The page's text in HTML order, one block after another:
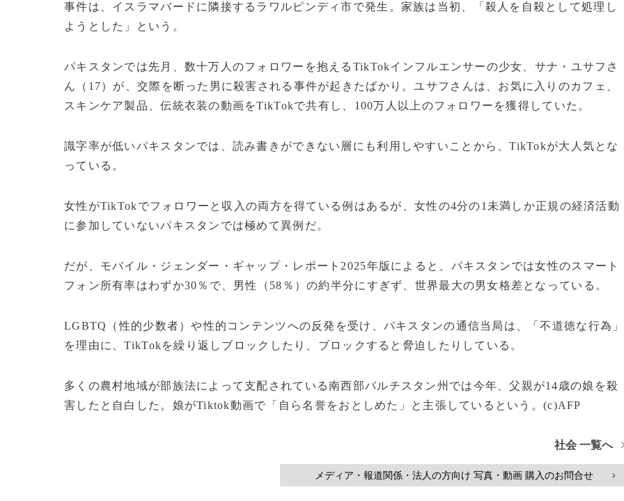
事件は、イスラマバードに隣接するラワルピンディ市で発生。家族は当初、「殺人を自殺として処理し
ようとした」という。
パキスタンでは先月、数十万人のフォロワーを抱えるTikTokインフルエンサーの少女、サナ・ユサフさ
ん（17）が、交際を断った男に殺害される事件が起きたばかり。ユサフさんは、お気に入りのカフェ、
スキンケア製品、伝統衣装の動画をTikTokで共有し、100万人以上のフォロワーを獲得していた。
識字率が低いパキスタンでは、読み書きができない層にも利用しやすいことから、TikTokが大人気とな
っている。
女性がTikTokでフォロワーと収入の両方を得ている例はあるが、女性の4分の1未満しか正規の経済活動
に参加していないパキスタンでは極めて異例だ。
だが、モバイル・ジェンダー・ギャップ・レポート2025年版によると、パキスタンでは女性のスマート
フォン所有率はわずか30％で、男性（58％）の約半分にすぎず、世界最大の男女格差となっている。
LGBTQ（性的少数者）や性的コンテンツへの反発を受け、パキスタンの通信当局は、「不道徳な行為」
を理由に、TikTokを繰り返しブロックしたり、ブロックすると脅迫したりしている。
多くの農村地域が部族法によって支配されている南西部バルチスタン州では今年、父親が14歳の娘を殺
害したと自白した。娘がTiktok動画で「自ら名誉をおとしめた」と主張しているという。(c)AFP
社会 一覧へ
メディア・報道関係・法人の方向け 写真・動画 購入のお問合せ >